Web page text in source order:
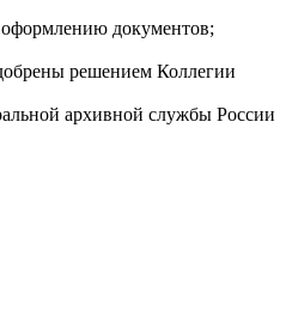
документов;
решением Коллегии
архивной службы России